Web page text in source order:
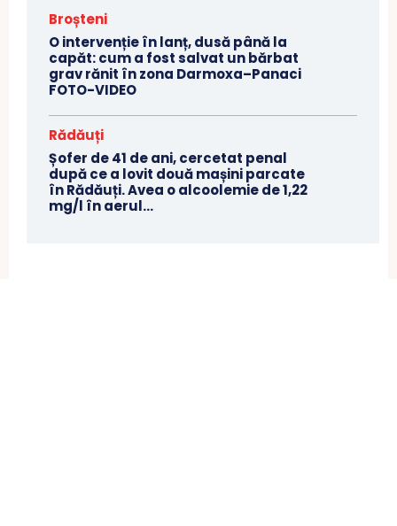
Broșteni
O intervenție în lanț, dusă până la
capăt: cum a fost salvat un bărbat
grav rănit în zona Darmoxa–Panaci
FOTO-VIDEO
Rădăuți
Șofer de 41 de ani, cercetat penal
după ce a lovit două mașini parcate
în Rădăuți. Avea o alcoolemie de 1,22
mg/l în aerul...